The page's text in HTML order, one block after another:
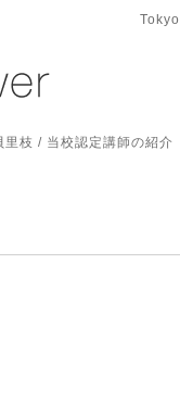
枝 / 当校認定講師の紹介